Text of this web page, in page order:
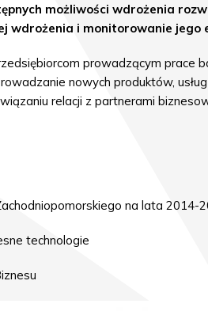
możliwości wdrożenia
wdrożenia i monitorowanie jego
prowadzącym
nowych produktów,
relacji z partnerami
na lata 2014-
technologie